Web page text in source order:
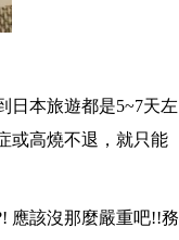
日本旅遊都是5~7天左
或高燒不退，就只能
應該沒那麼嚴重吧!!務